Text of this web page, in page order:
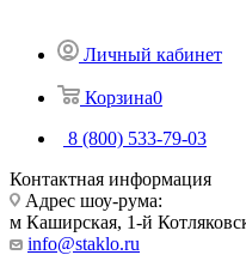
Личный кабинет
Корзина0
8 (800) 533-79-03
Контактная информация
Адрес шоу-рума:
м Каширская, 1-й
info@staklo.ru